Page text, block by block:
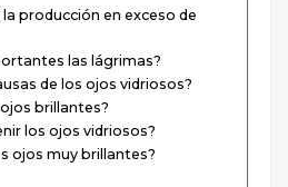
producción en exceso de
las lágrimas?
de los ojos vidriosos?
brillantes?
los ojos vidriosos?
ojos muy brillantes?